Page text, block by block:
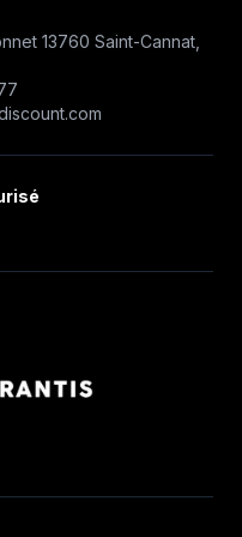
13760 Saint-Cannat,